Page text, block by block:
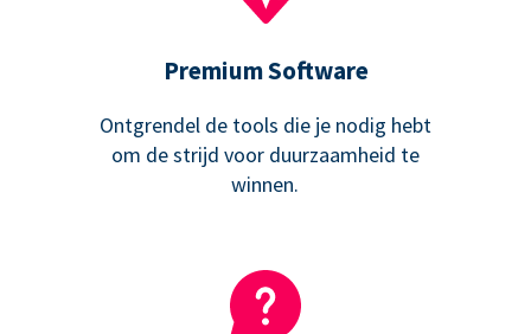
Premium Software
Ontgrendel de tools die je nodig hebt
om de strijd voor duurzaamheid te
winnen.